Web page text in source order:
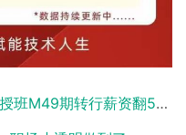
M49期转行薪资翻5倍！！